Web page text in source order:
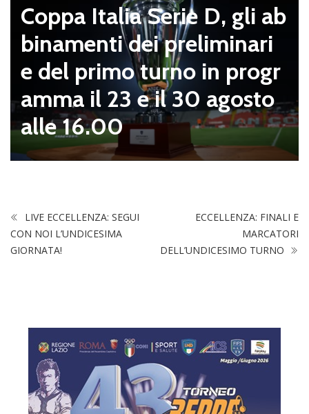
Coppa Italia Serie D, gli ab
binamenti dei preliminari
e del primo turno in progr
amma il 23 e il 30 agosto
alle 16.00
LIVE ECCELLENZA: SEGUI
CON NOI L’UNDICESIMA
GIORNATA!
ECCELLENZA: FINALI E
MARCATORI
DELL’UNDICESIMO TURNO